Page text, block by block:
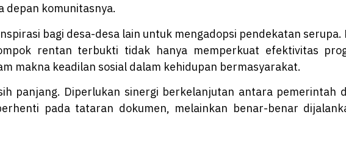
depan komunitasnya.
bagi desa-desa lain untuk mengadopsi pendekatan
rentan terbukti tidak hanya memperkuat efektivitas
makna keadilan sosial dalam kehidupan bermasyarakat.
panjang. Diperlukan sinergi berkelanjutan antara pemerintah
pada tataran dokumen, melainkan benar-benar